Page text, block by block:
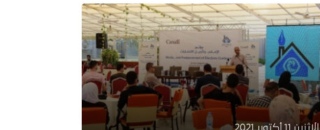
الإثنين 11 أكتوبر 2021